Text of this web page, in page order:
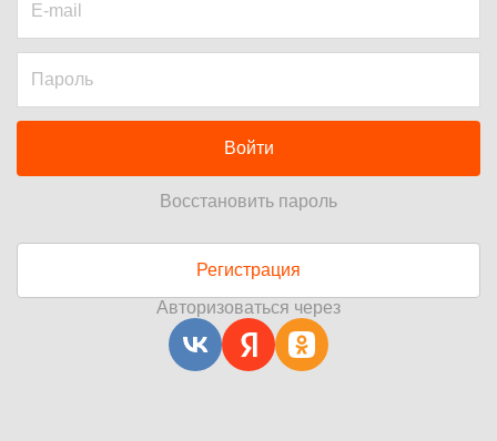
Войти
Восстановить пароль
Регистрация
Авторизоваться через